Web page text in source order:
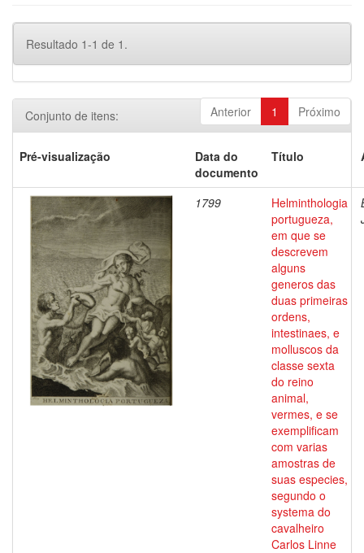
Resultado 1-1 de 1.
Anterior 1 Próximo
Conjunto de itens:
Pré-visualização
Data do
documento
Título
1799
Helminthologia
portugueza,
em que se
descrevem
alguns
generos das
duas primeiras
ordens,
intestinaes, e
molluscos da
classe sexta
do reino
animal,
vermes, e se
exemplificam
com varias
amostras de
suas especies,
segundo o
systema do
cavalheiro
Carlos Linne